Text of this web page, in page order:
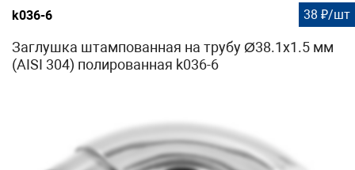
k036-6 38 ₽/шт
Заглушка штампованная на трубу Ø38.1х1.5 мм
(AISI 304) полированная k036-6